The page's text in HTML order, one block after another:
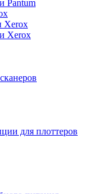
Pantum
Xerox
Xerox
для плоттеров